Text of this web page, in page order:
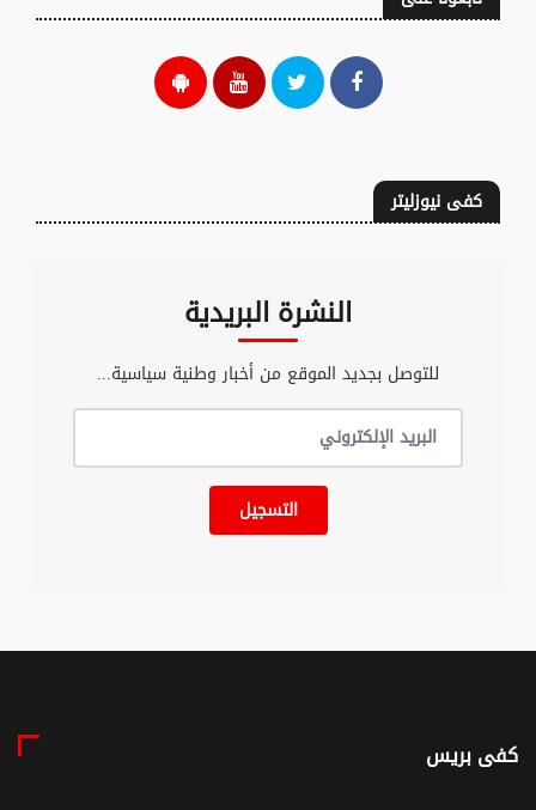
كفى نيوزليتر
النشرة البريدية
للتوصل بجديد الموقع من أخبار وطنية سياسية...
التسجيل
كفى بريس